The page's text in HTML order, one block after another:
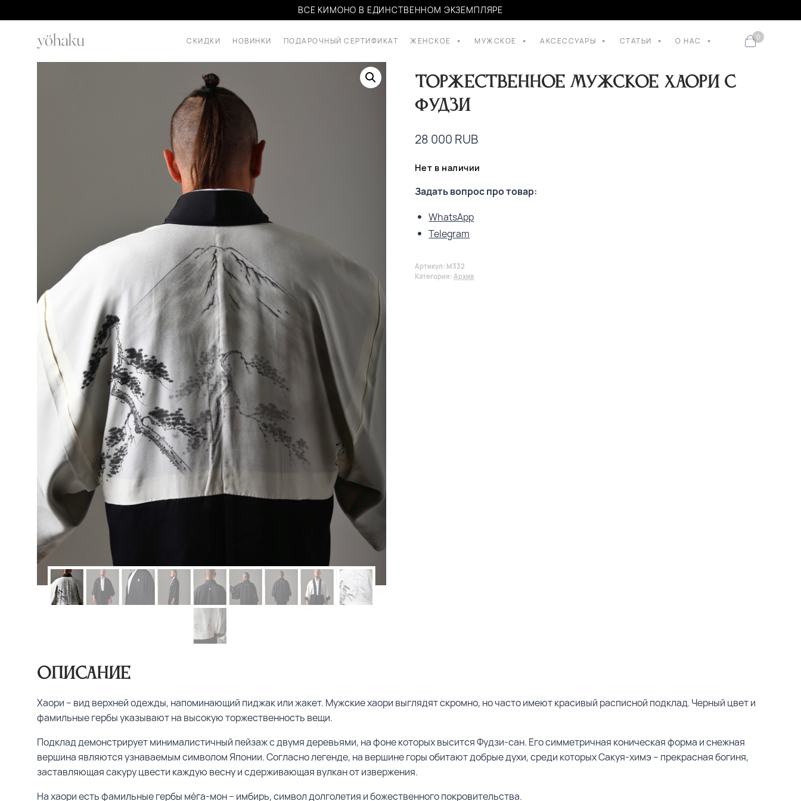
ВСЕ КИМОНО В ЕДИНСТВЕННОМ ЭКЗЕМПЛЯРЕ
СКИДКИ НОВИНКИ ПОДАРОЧНЫЙ СЕРТИФИКАТ ЖЕНСКОЕ МУЖСКОЕ АКСЕССУАРЫ СТАТЬИ О НАС 0
Торжественное мужское хаори с
Фудзи
28 000 RUB
Нет в наличии
Задать вопрос про товар:
WhatsApp
Telegram
Артикул: M332
Категория:Архив
Описание
Хаори – вид верхней одежды, напоминающий пиджак или жакет. Мужские хаори выглядят скромно, но часто имеют красивый расписной подклад. Черный цвет и
фамильные гербы указывают на высокую торжественность вещи.
Подклад демонстрирует минималистичный пейзаж с двумя деревьями, на фоне которых высится Фудзи-сан. Его симметричная коническая форма и снежная
вершина являются узнаваемым символом Японии. Согласно легенде, на вершине горы обитают добрые духи, среди которых Сакуя-химэ – прекрасная богиня,
заставляющая сакуру цвести каждую весну и сдерживающая вулкан от извержения.
На хаори есть фамильные гербы мёга-мон – имбирь, символ долголетия и божественного покровительства.